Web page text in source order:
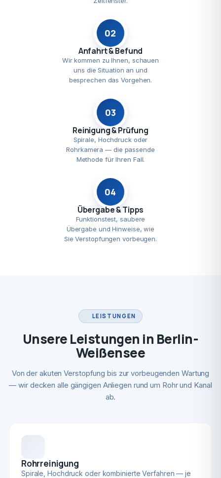
02
Anfahrt & Befund
Wir kommen zu Ihnen, schauen
uns die Situation an und
besprechen das Vorgehen.
03
Reinigung & Prüfung
Spirale, Hochdruck oder
Rohrkamera — die passende
Methode für Ihren Fall.
04
Übergabe & Tipps
Funktionstest, saubere
Übergabe und Hinweise, wie
Sie Verstopfungen vorbeugen.
LEISTUNGEN
Unsere Leistungen in Berlin-
Weißensee
Von der akuten Verstopfung bis zur vorbeugenden Wartung
— wir decken alle gängigen Anliegen rund um Rohr und Kanal
ab.
Rohrreinigung
Spirale, Hochdruck oder kombinierte Verfahren — je